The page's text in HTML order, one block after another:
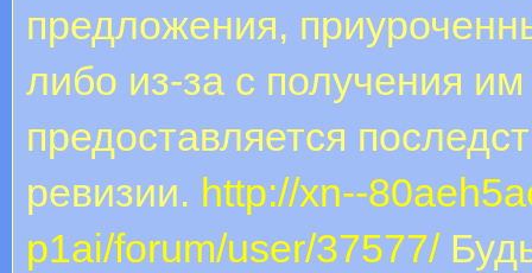
предложения,
либо из-за с получения
предоставляется
ревизии. http://xn--
p1ai/forum/user/37577/